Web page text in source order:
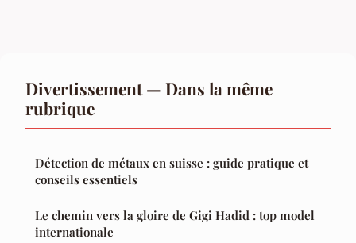
Divertissement — Dans la même
rubrique
Détection de métaux en suisse : guide pratique et
conseils essentiels
Le chemin vers la gloire de Gigi Hadid : top model
internationale